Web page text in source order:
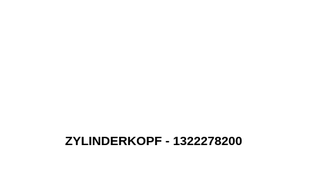
ZYLINDERKOPF - 1322278200